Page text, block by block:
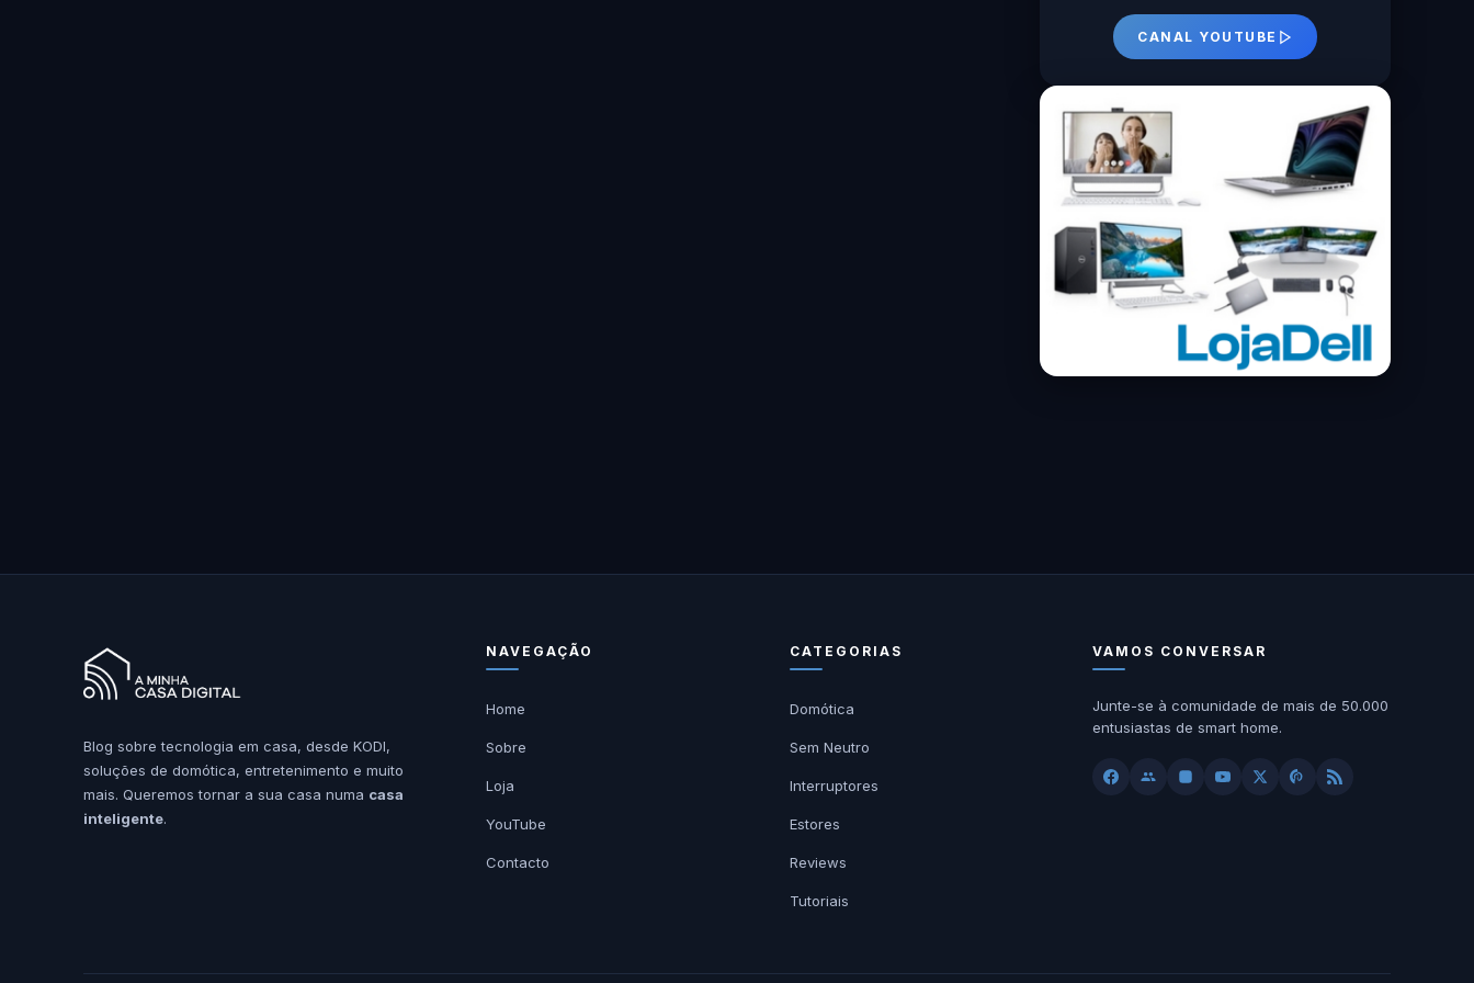
CANAL YOUTUBE
Blog sobre tecnologia em casa, desde KODI,
soluções de domótica, entretenimento e muito
mais. Queremos tornar a sua casa numa casa
inteligente.
NAVEGAÇÃO
Home
Sobre
Loja
YouTube
Contacto
CATEGORIAS
Domótica
Sem Neutro
Interruptores
Estores
Reviews
Tutoriais
VAMOS CONVERSAR
Junte-se à comunidade de mais de 50.000
entusiastas de smart home.